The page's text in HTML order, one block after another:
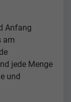
Anfang
am
jede Menge
und